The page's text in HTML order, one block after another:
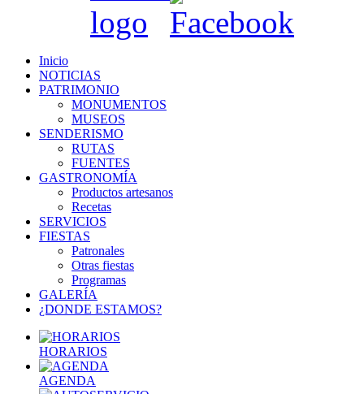
Inicio
NOTICIAS
PATRIMONIO
MONUMENTOS
MUSEOS
SENDERISMO
RUTAS
FUENTES
GASTRONOMÍA
Productos artesanos
Recetas
SERVICIOS
FIESTAS
Patronales
Otras fiestas
Programas
GALERÍA
¿DONDE ESTAMOS?
HORARIOS
AGENDA